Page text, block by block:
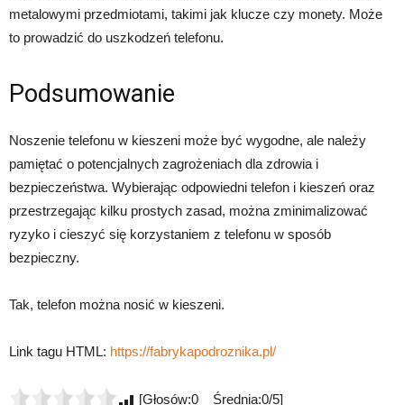
metalowymi przedmiotami, takimi jak klucze czy monety. Może
to prowadzić do uszkodzeń telefonu.
Podsumowanie
Noszenie telefonu w kieszeni może być wygodne, ale należy
pamiętać o potencjalnych zagrożeniach dla zdrowia i
bezpieczeństwa. Wybierając odpowiedni telefon i kieszeń oraz
przestrzegając kilku prostych zasad, można zminimalizować
ryzyko i cieszyć się korzystaniem z telefonu w sposób
bezpieczny.
Tak, telefon można nosić w kieszeni.
Link tagu HTML: https://fabrykapodroznika.pl/
[Głosów:0 Średnia:0/5]